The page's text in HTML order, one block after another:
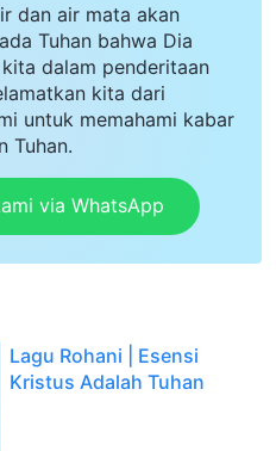
dan air mata akan
Tuhan bahwa Dia
dalam penderitaan
kita dari
untuk memahami kabar
Tuhan.
via WhatsApp
Lagu Rohani | Esensi
Kristus Adalah Tuhan